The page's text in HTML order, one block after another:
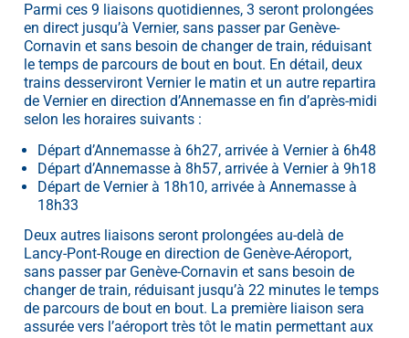
Parmi ces 9 liaisons quotidiennes, 3 seront prolongées
en direct jusqu’à Vernier, sans passer par Genève-
Cornavin et sans besoin de changer de train, réduisant
le temps de parcours de bout en bout. En détail, deux
trains desserviront Vernier le matin et un autre repartira
de Vernier en direction d’Annemasse en fin d’après-midi
selon les horaires suivants :
Départ d’Annemasse à 6h27, arrivée à Vernier à 6h48
Départ d’Annemasse à 8h57, arrivée à Vernier à 9h18
Départ de Vernier à 18h10, arrivée à Annemasse à
18h33
Deux autres liaisons seront prolongées au-delà de
Lancy-Pont-Rouge en direction de Genève-Aéroport,
sans passer par Genève-Cornavin et sans besoin de
changer de train, réduisant jusqu’à 22 minutes le temps
de parcours de bout en bout. La première liaison sera
assurée vers l’aéroport très tôt le matin permettant aux